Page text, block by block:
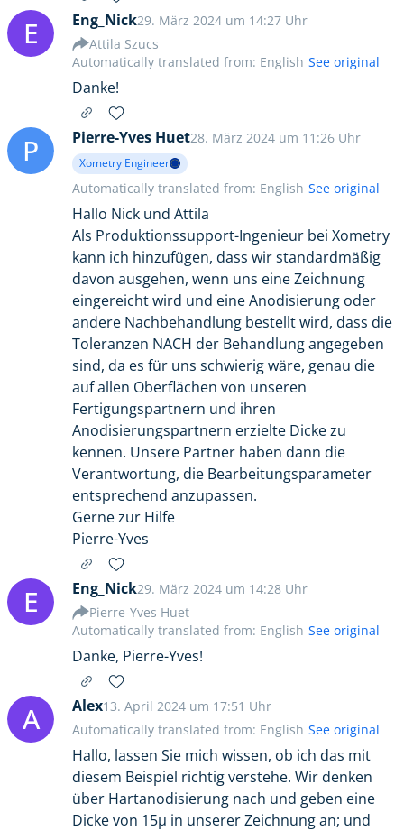
E Eng_Nick29. März 2024 um 14:27 Uhr
Attila Szucs
Danke!
Automatically translated from: English See original
P Pierre-Yves Huet28. März 2024 um 11:26 Uhr
Xometry Engineer
Hallo Nick und Attila
Als Produktionssupport-Ingenieur bei Xometry
kann ich hinzufügen, dass wir standardmäßig
davon ausgehen, wenn uns eine Zeichnung
eingereicht wird und eine Anodisierung oder
andere Nachbehandlung bestellt wird, dass die
Toleranzen NACH der Behandlung angegeben
sind, da es für uns schwierig wäre, genau die
auf allen Oberflächen von unseren
Fertigungspartnern und ihren
Anodisierungspartnern erzielte Dicke zu
kennen. Unsere Partner haben dann die
Verantwortung, die Bearbeitungsparameter
entsprechend anzupassen.
Gerne zur Hilfe
Pierre-Yves
Automatically translated from: English See original
E Eng_Nick29. März 2024 um 14:28 Uhr
Pierre-Yves Huet
Danke, Pierre-Yves!
Automatically translated from: English See original
A Alex13. April 2024 um 17:51 Uhr
Hallo, lassen Sie mich wissen, ob ich das mit
diesem Beispiel richtig verstehe. Wir denken
über Hartanodisierung nach und geben eine
Dicke von 15μ in unserer Zeichnung an; und
Automatically translated from: English See original